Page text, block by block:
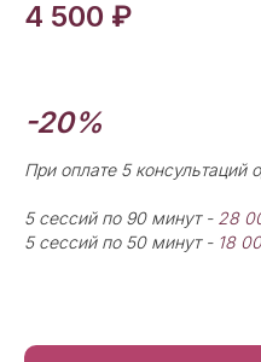
4 500 ₽
-20%
При оплате 5 консультаций
5 сессий по 90 минут - 28
5 сессий по 50 минут - 18